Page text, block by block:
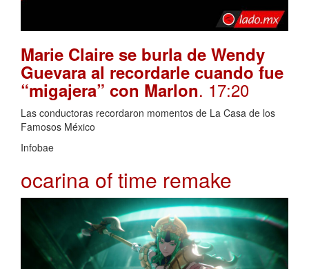
Marie Claire se burla de Wendy
Guevara al recordarle cuando fue
“migajera” con Marlon. 17:20
Las conductoras recordaron momentos de La Casa de los
Famosos México
Infobae
ocarina of time remake